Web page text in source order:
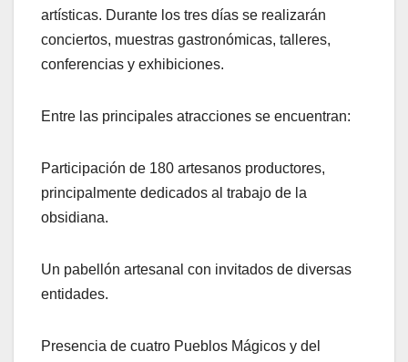
artísticas. Durante los tres días se realizarán
conciertos, muestras gastronómicas, talleres,
conferencias y exhibiciones.
Entre las principales atracciones se encuentran:
Participación de 180 artesanos productores,
principalmente dedicados al trabajo de la
obsidiana.
Un pabellón artesanal con invitados de diversas
entidades.
Presencia de cuatro Pueblos Mágicos y del